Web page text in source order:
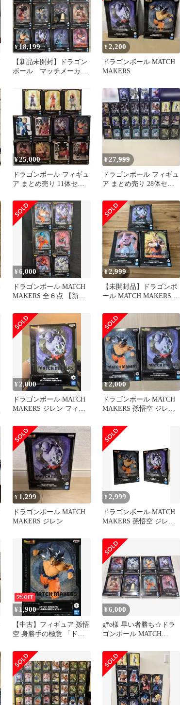
¥18,199
【新品未開封】ドラゴン
ボール マッチメーカー
セット
¥2,200
ドラゴンボール MATCH
MAKERS
¥25,000
ドラゴンボール フィギュ
ア まとめ売り 11体セッ
¥27,999
ドラゴンボール フィギュ
ア まとめ売り 28体セッ
¥6,000
ドラゴンボール MATCH
MAKERS 全６点 【新品/
¥2,999
【未開封品】ドラゴンボ
ール MATCH MAKERS フ
¥2,000
ドラゴンボール MATCH
MAKERS ジレン フィギ
¥2,000
ドラゴンボール MATCH
MAKERS 孫悟空 ジレン
¥ 1,299
ドラゴンボール MATCH
MAKERS ジレン
¥2,999
ドラゴンボール MATCH
MAKERS 孫悟空 ジレン
5%OFF
¥ 1,900
【中古】フィギュア 孫悟
空 身勝手の極意 「ドラ
MAKERS 孫悟空 身勝手
の極意(VSジレン)
¥6,000
g*e様 早い者勝ち☆ドラ
ゴンボール MATCH